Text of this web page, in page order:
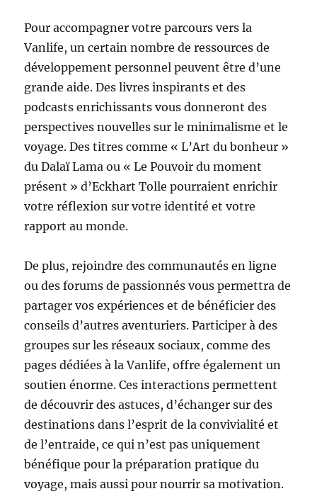
Pour accompagner votre parcours vers la
Vanlife, un certain nombre de ressources de
développement personnel peuvent être d’une
grande aide. Des livres inspirants et des
podcasts enrichissants vous donneront des
perspectives nouvelles sur le minimalisme et le
voyage. Des titres comme « L’Art du bonheur »
du Dalaï Lama ou « Le Pouvoir du moment
présent » d’Eckhart Tolle pourraient enrichir
votre réflexion sur votre identité et votre
rapport au monde.
De plus, rejoindre des communautés en ligne
ou des forums de passionnés vous permettra de
partager vos expériences et de bénéficier des
conseils d’autres aventuriers. Participer à des
groupes sur les réseaux sociaux, comme des
pages dédiées à la Vanlife, offre également un
soutien énorme. Ces interactions permettent
de découvrir des astuces, d’échanger sur des
destinations dans l’esprit de la convivialité et
de l’entraide, ce qui n’est pas uniquement
bénéfique pour la préparation pratique du
voyage, mais aussi pour nourrir sa motivation.